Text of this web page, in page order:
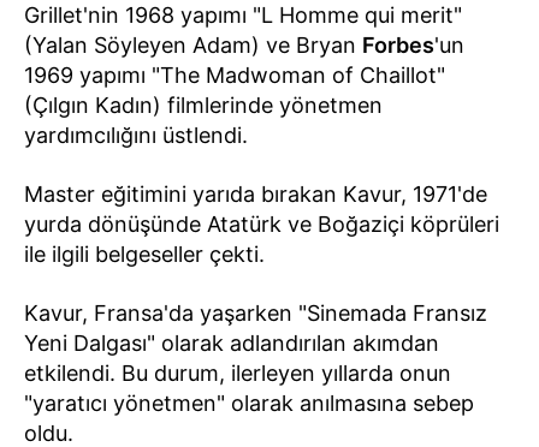
Grillet'nin 1968 yapımı "L Homme qui merit"
(Yalan Söyleyen Adam) ve Bryan Forbes'un
1969 yapımı "The Madwoman of Chaillot"
(Çılgın Kadın) filmlerinde yönetmen
yardımcılığını üstlendi.
Master eğitimini yarıda bırakan Kavur, 1971'de
yurda dönüşünde Atatürk ve Boğaziçi köprüleri
ile ilgili belgeseller çekti.
Kavur, Fransa'da yaşarken "Sinemada Fransız
Yeni Dalgası" olarak adlandırılan akımdan
etkilendi. Bu durum, ilerleyen yıllarda onun
"yaratıcı yönetmen" olarak anılmasına sebep
oldu.